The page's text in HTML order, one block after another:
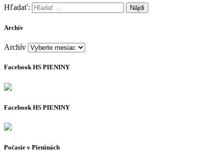
Hľadať:
Archív
Archív
Facebook HS PIENINY
Facebook HS PIENINY
Počasie v Pieninách